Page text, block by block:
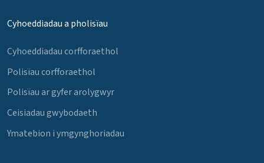
Cyhoeddiadau a pholisïau
Cyhoeddiadau corfforaethol
Polisïau corfforaethol
Polisïau ar gyfer arolygwyr
Ceisiadau gwybodaeth
Ymatebion i ymgynghoriadau